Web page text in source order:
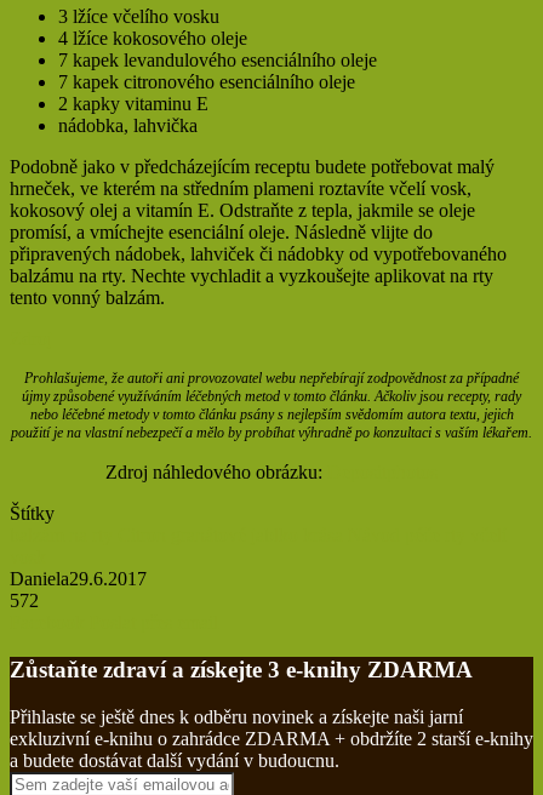
3 lžíce včelího vosku
4 lžíce kokosového oleje
7 kapek levandulového esenciálního oleje
7 kapek citronového esenciálního oleje
2 kapky vitaminu E
nádobka, lahvička
Podobně jako v předcházejícím receptu budete potřebovat malý
hrneček, ve kterém na středním plameni roztavíte včelí vosk,
kokosový olej a vitamín E. Odstraňte z tepla, jakmile se oleje
promísí, a vmíchejte esenciální oleje. Následně vlijte do
připravených nádobek, lahviček či nádobky od vypotřebovaného
balzámu na rty. Nechte vychladit a vyzkoušejte aplikovat na rty
tento vonný balzám.
Prohlašujeme, že autoři ani provozovatel webu nepřebírají zodpovědnost za případné
újmy způsobené využíváním léčebných metod v tomto článku. Ačkoliv jsou recepty, rady
nebo léčebné metody v tomto článku psány s nejlepším svědomím autora textu, jejich
použití je na vlastní nebezpečí a mělo by probíhat výhradně po konzultaci s vaším lékařem.
Zdroj náhledového obrázku:
Štítky
Daniela29.6.2017
572
Zůstaňte zdraví a získejte 3 e-knihy ZDARMA
Přihlaste se ještě dnes k odběru novinek a získejte naši jarní
exkluzivní e-knihu o zahrádce ZDARMA + obdržíte 2 starší e-knihy
a budete dostávat další vydání v budoucnu.
Sem